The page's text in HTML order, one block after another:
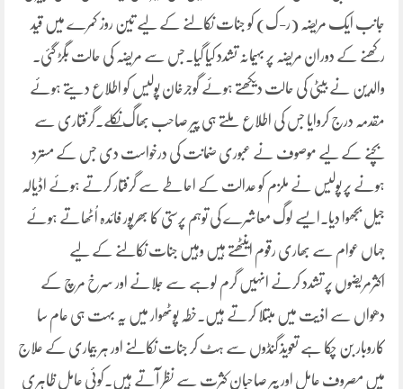
جانب ایک مریضہ (ر-ک) کو جنات نکالنے کے لیے تین روز کمرے میں قید
رکھنے کے دوران مریضہ پر بہیمانہ تشدد کیا گیا۔جس سے مریضہ کی حالت بگڑ گئی۔
والدین نے بیٹی کی حالت دیکھتے ہوئے گوجرخان پولیس کو اطلاع دیتے ہوئے
مقدمہ درج کروایا جس کی اطلاع ملتے ہی پیر صاحب بھاگ نکلے۔گرفتاری سے
بچنے کے لیے موصوف نے عبوری ضمانت کی درخواست دی جس کے مسترد
ہونے پر پولیس نے ملزم کو عدالت کے احاطے سے گرفتار کرتے ہوئے اڈیالہ
جیل بجھوا دیا۔ایسے لوگ معاشرے کی توہم پرستی کا بھرپور فائدہ اُٹھاتے ہوئے
جہاں عوام سے بھاری رقوم اینٹھتے ہیں وہیں جنات نکالنے کے لیے
اکثرمریضوں پر تشدد کرنے انہیں گرم لوہے سے جلانے اور سرخ مرچ کے
دھواں سے اذیت میں مبتلا کرتے ہیں۔خطہ پوٹھوار میں یہ بہت ہی عام سا
کاروبار بن چکا ہے تعویذ گنڈوں سے ہٹ کر جنات نکالنے اور ہر بیماری کے علاج
میں مصروف عامل اور پیر صاحبان کثرت سے نظر آتے ہیں۔کوئی عامل ظاہری